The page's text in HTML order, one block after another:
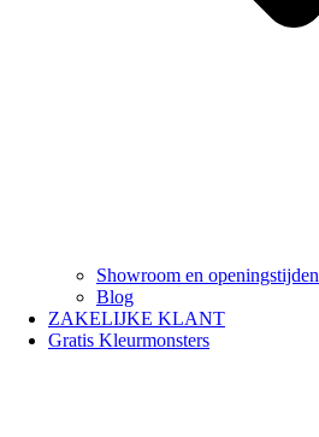
Showroom en openingstijden
Blog
ZAKELIJKE KLANT
Gratis Kleurmonsters